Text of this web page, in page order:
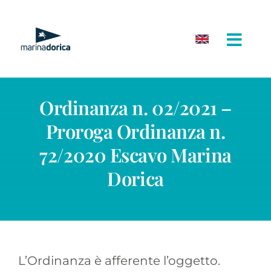
contenuto
Ordinanza n. 02/2021 –
Proroga Ordinanza n.
72/2020 Escavo Marina
Dorica
L’Ordinanza è afferente l’oggetto.